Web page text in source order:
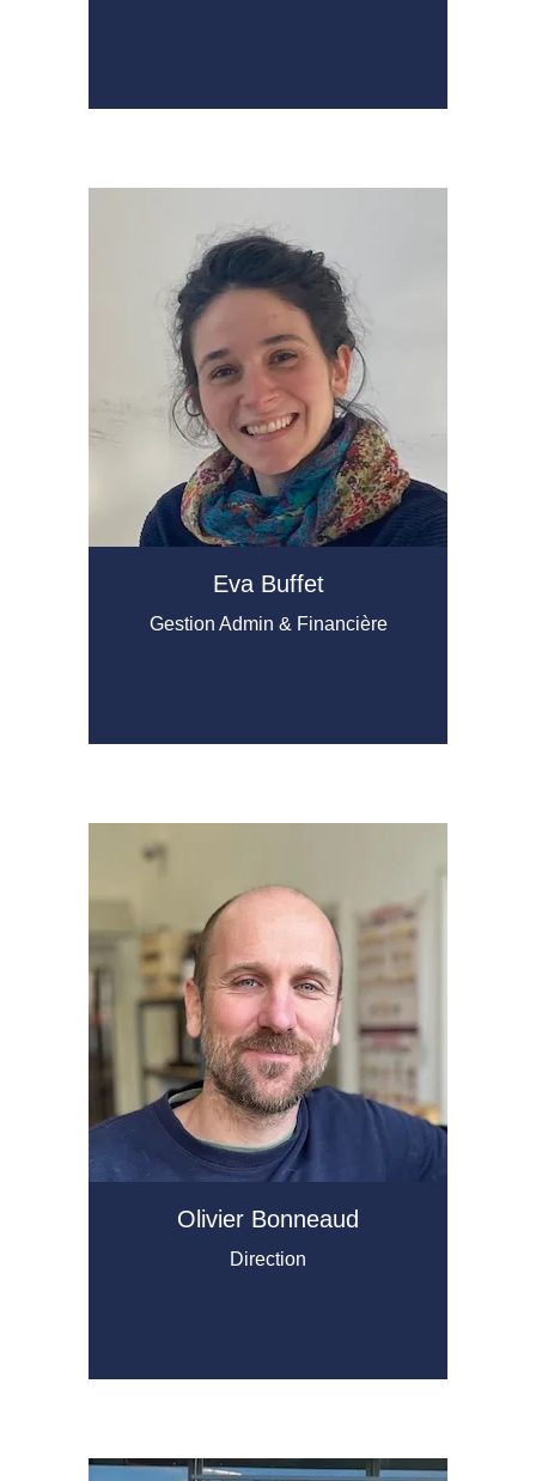
Eva Buffet
Gestion Admin & Financière
Olivier Bonneaud​
Direction